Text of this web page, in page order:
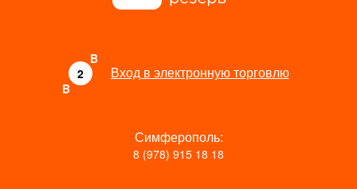
B
2
B
Вход в электронную торговлю
Симферополь:
8 (978) 915 18 18